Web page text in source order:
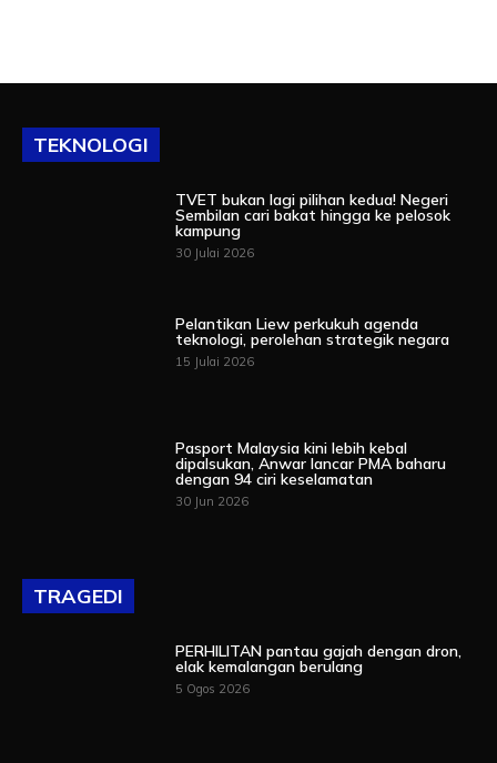
TEKNOLOGI
TVET bukan lagi pilihan kedua! Negeri
Sembilan cari bakat hingga ke pelosok
kampung
30 Julai 2026
Pelantikan Liew perkukuh agenda
teknologi, perolehan strategik negara
15 Julai 2026
Pasport Malaysia kini lebih kebal
dipalsukan, Anwar lancar PMA baharu
dengan 94 ciri keselamatan
30 Jun 2026
TRAGEDI
PERHILITAN pantau gajah dengan dron,
elak kemalangan berulang
5 Ogos 2026